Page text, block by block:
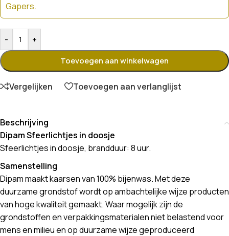
Gapers.
- +
Toevoegen aan winkelwagen
Vergelijken Toevoegen aan verlanglijst
Beschrijving
Dipam Sfeerlichtjes in doosje
Sfeerlichtjes in doosje, brandduur: 8 uur.
Samenstelling
Dipam maakt kaarsen van 100% bijenwas. Met deze
duurzame grondstof wordt op ambachtelijke wijze producten
van hoge kwaliteit gemaakt. Waar mogelijk zijn de
grondstoffen en verpakkingsmaterialen niet belastend voor
mens en milieu en op duurzame wijze geproduceerd